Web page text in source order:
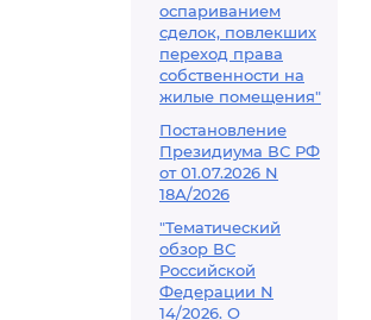
оспариванием
сделок, повлекших
переход права
собственности на
жилые помещения"
Постановление
Президиума ВС РФ
от 01.07.2026 N
18А/2026
"Тематический
обзор ВС
Российской
Федерации N
14/2026. О